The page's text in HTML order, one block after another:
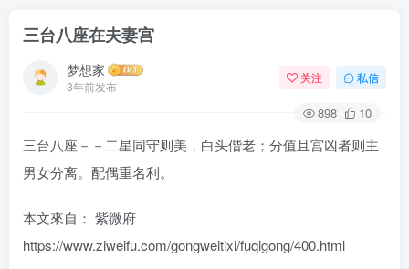
三台八座在夫妻宫
梦想家
3年前发布
关注 私信
898 10
三台八座－－二星同守则美，白头偕老；分值且宫凶者则主
男女分离。配偶重名利。
本文來自： 紫微府
https://www.ziweifu.com/gongweitixi/fuqigong/400.html